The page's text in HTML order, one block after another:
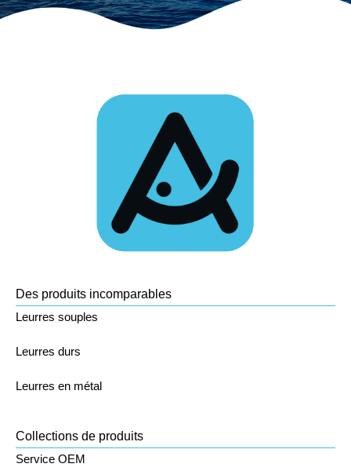
Des produits incomparables
Leurres souples
Leurres durs
Leurres en métal
Collections de produits
Service OEM